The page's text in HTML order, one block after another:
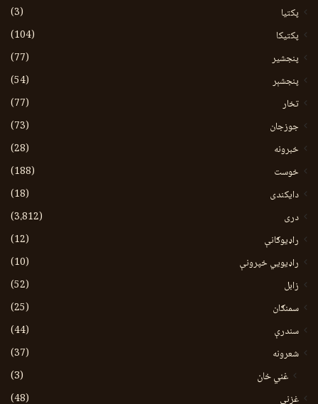
پکتيا
(3)
پکتیکا
(104)
پنجشیر
(77)
پنجشېر
(54)
تخار
(77)
جوزجان
(73)
خبرونه
(28)
خوست
(188)
دایکندی
(18)
دری
(3،812)
راډیوګانې
(12)
راډیويي خپرونې
(10)
زابل
(52)
سمنګان
(25)
سندرې
(44)
شعرونه
(37)
غني خان
(3)
غزني
(48)